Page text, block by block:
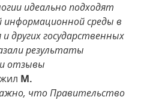
идеально подходят
информационной среды в
других государственных
результаты
отзывы
М.
что Правительство